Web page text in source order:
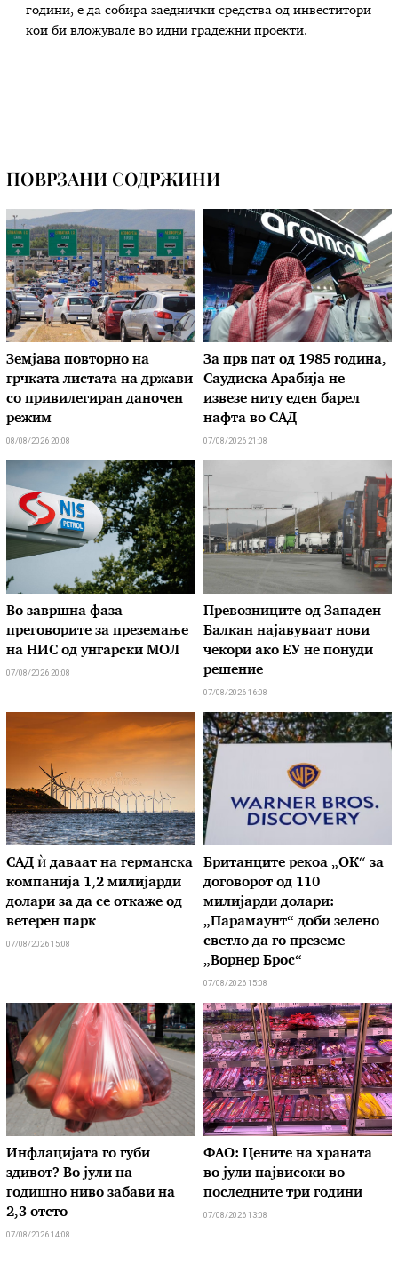
години, е да собира заеднички средства од инвеститори
кои би вложувале во идни градежни проекти.
ПОВРЗАНИ СОДРЖИНИ
Земјава повторно на
грчката листата на држави
со привилегиран даночен
режим
08/08/2026 20:08
За прв пат од 1985 година,
Саудиска Арабија не
извезе ниту еден барел
нафта во САД
07/08/2026 21:08
Во завршна фаза
преговорите за преземање
на НИС од унгарски МОЛ
07/08/2026 20:08
Превозниците од Западен
Балкан најавуваат нови
чекори ако ЕУ не понуди
решение
07/08/2026 16:08
САД ѝ даваат на германска
компанија 1,2 милијарди
долари за да се откаже од
ветерен парк
07/08/2026 15:08
Британците рекоа „ОК“ за
договорот од 110
милијарди долари:
„Парамаунт“ доби зелено
светло да го преземе
„Ворнер Брос“
07/08/2026 15:08
Инфлацијата го губи
здивот? Во јули на
годишно ниво забави на
2,3 отсто
07/08/2026 14:08
ФАО: Цените на храната
во јули највисоки во
последните три години
07/08/2026 13:08